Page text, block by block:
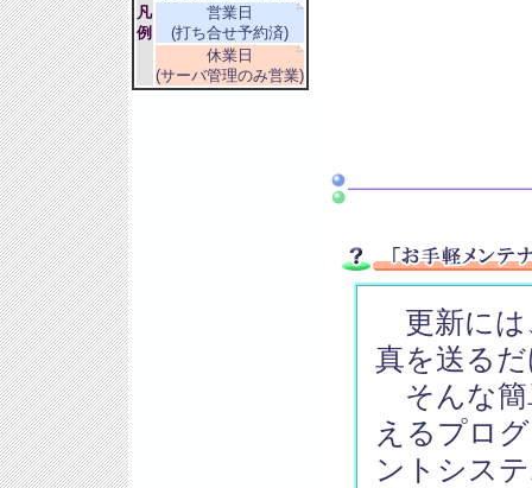
凡
例
営業日
(打ち合せ予約済)
休業日
(サーバ管理のみ営業)
更新には
真を送る
そんな簡
えるプロ
ントシス